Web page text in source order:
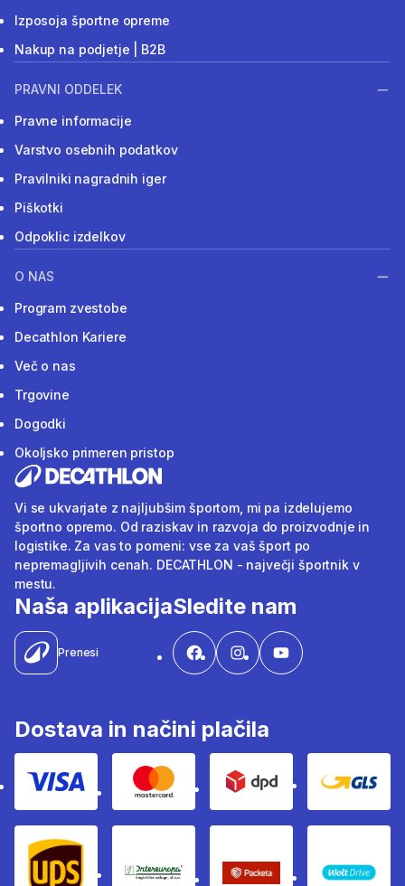
Izposoja športne opreme
Nakup na podjetje | B2B
PRAVNI ODDELEK
Pravne informacije
Varstvo osebnih podatkov
Pravilniki nagradnih iger
Piškotki
Odpoklic izdelkov
O NAS
Program zvestobe
Decathlon Kariere
Več o nas
Trgovine
Dogodki
Okoljsko primeren pristop
Vi se ukvarjate z najljubšim športom, mi pa izdelujemo
športno opremo. Od raziskav in razvoja do proizvodnje in
logistike. Za vas to pomeni: vse za vaš šport po
nepremagljivih cenah. DECATHLON - največji športnik v
mestu.
Naša aplikacija
Prenesi
Sledite nam
Dostava in načini plačila
Visa Mastercard Dpd Gls
Ups Intereuropa Packeta Sledenje
WOLT